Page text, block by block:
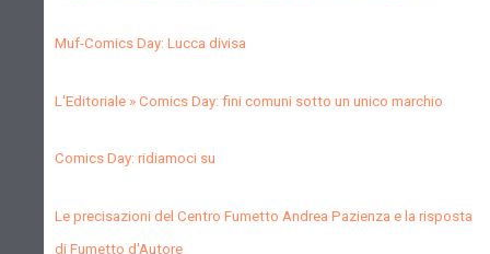
Muf-Comics Day: Lucca divisa
L'Editoriale » Comics Day: fini comuni sotto un unico marchio
Comics Day: ridiamoci su
Le precisazioni del Centro Fumetto Andrea Pazienza e la risposta
di Fumetto d'Autore